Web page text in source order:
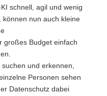
schnell, agil und wenig
können nun auch kleine
großes Budget einfach
und erkennen,
Personen sehen
Datenschutz dabei